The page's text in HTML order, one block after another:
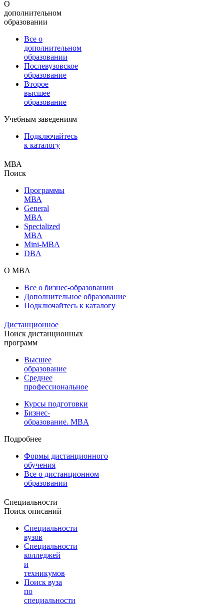
О
дополнительном
образовании
Все о
дополнительном
образовании
Послевузовское
образование
Второе
высшее
образование
Учебным заведениям
Подключайтесь
к каталогу
МВА
Поиск
Программы
МВА
General
MBA
Specialized
MBA
Mini-MBA
DBA
О MBA
Все о бизнес-образовании
Дополнительное образование
Подключайтесь к каталогу
Дистанционное
Поиск дистанционных
программ
Высшее
образование
Среднее
профессиональное
Курсы подготовки
Бизнес-
образование. MBA
Подробнее
Формы дистанционного
обучения
Все о дистанционном
образовании
Специальности
Поиск описаний
Специальности
вузов
Специальности
колледжей
и
техникумов
Поиск вуза
по
специальности